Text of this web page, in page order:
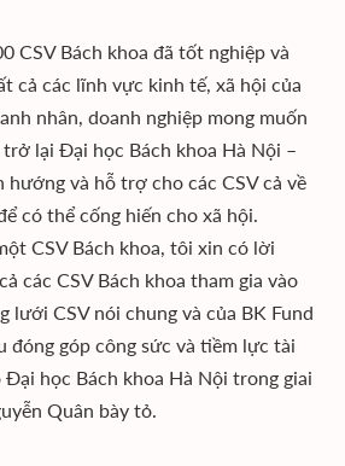
CSV Bách khoa đã tốt nghiệp và
cả các lĩnh vực kinh tế, xã hội của
nhân, doanh nghiệp mong muốn
lại Đại học Bách khoa Hà Nội –
hướng và hỗ trợ cho các CSV cả về
có thể cống hiến cho xã hội.
CSV Bách khoa, tôi xin có lời
các CSV Bách khoa tham gia vào
lưới CSV nói chung và của BK Fund
đóng góp công sức và tiềm lực tài
học Bách khoa Hà Nội trong giai
Quân bày tỏ.